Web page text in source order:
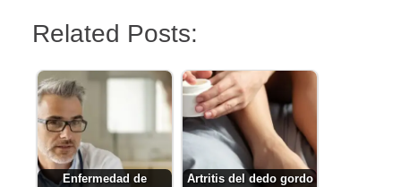
Related Posts:
Enfermedad de
Artritis del dedo gordo